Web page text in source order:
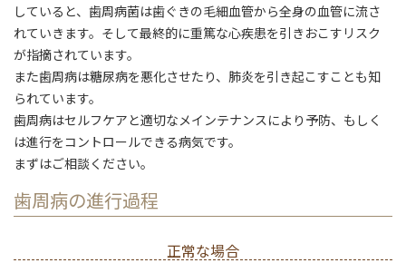
していると、歯周病菌は歯ぐきの毛細血管から全身の血管に流さ
れていきます。そして最終的に重篤な心疾患を引きおこすリスク
が指摘されています。
また歯周病は糖尿病を悪化させたり、肺炎を引き起こすことも知
られています。
歯周病はセルフケアと適切なメインテナンスにより予防、もしく
は進行をコントロールできる病気です。
まずはご相談ください。
歯周病の進行過程
正常な場合